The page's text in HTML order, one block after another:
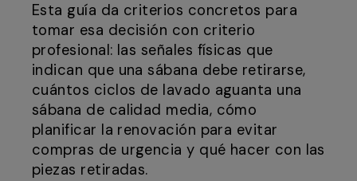
Esta guía da criterios concretos para
tomar esa decisión con criterio
profesional: las señales físicas que
indican que una sábana debe retirarse,
cuántos ciclos de lavado aguanta una
sábana de calidad media, cómo
planificar la renovación para evitar
compras de urgencia y qué hacer con las
piezas retiradas.